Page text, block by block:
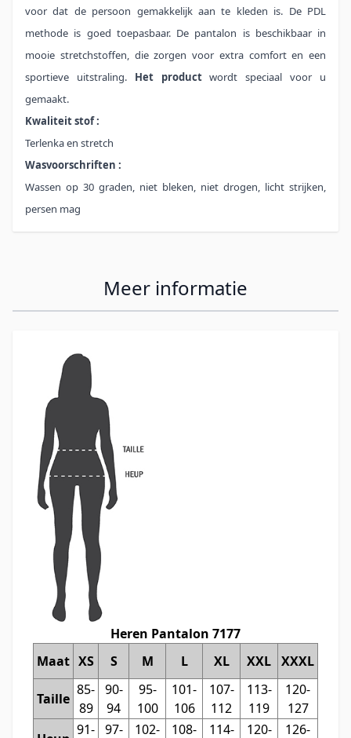
voor dat de persoon gemakkelijk aan te kleden is. De PDL
methode is goed toepasbaar. De pantalon is beschikbaar in
mooie stretchstoffen, die zorgen voor extra comfort en een
sportieve uitstraling. Het productwordt speciaal voor u
gemaakt.
Kwaliteit stof :
Terlenka en stretch
Wasvoorschriften :
Wassen op 30 graden, niet bleken, niet drogen, licht strijken,
persen mag
Meer informatie
Heren Pantalon 7177
Maat XS S M L XL XXL XXXL
Taille
85-
89
90-
94
95-
100
101-
106
107-
112
113-
119
120-
127
91- 97-
102-
108-
114-
120-
126-